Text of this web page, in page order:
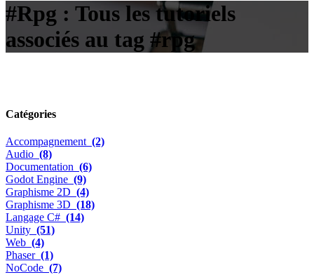
#Rpg : Tous les tutoriels
associés au tag #rpg
Catégories
Accompagnement (2)
Audio (8)
Documentation (6)
Godot Engine (9)
Graphisme 2D (4)
Graphisme 3D (18)
Langage C# (14)
Unity (51)
Web (4)
Phaser (1)
NoCode (7)